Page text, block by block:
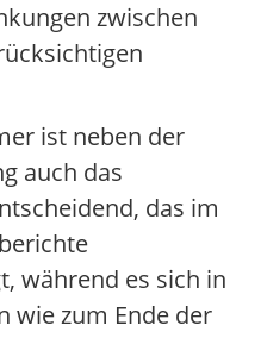
zwischen
ist neben der
auch das
das im
während es sich in
wie zum Ende der